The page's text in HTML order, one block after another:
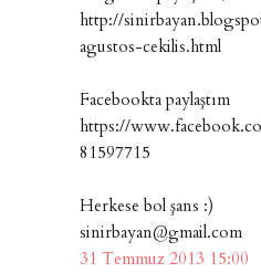
http://
agustos-cekilis.html
Facebookta paylaştım
https://
81597715
Herkese bol şans :)
sinirbayan@gmail.com
31 Temmuz 2013 15:00